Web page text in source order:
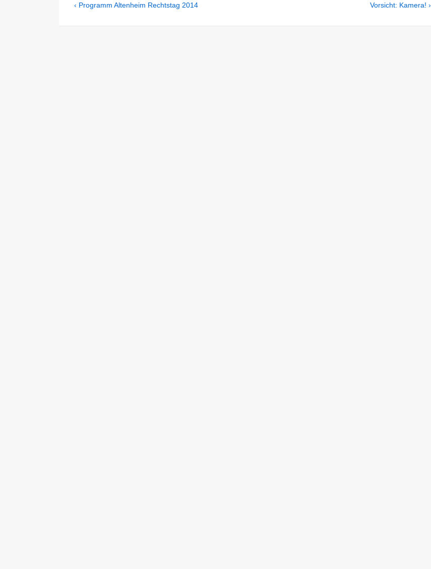
Beitragsnavigation
Previous
‹ Programm Altenheim Rechtstag 2014
Next
Vorsicht: Kamera! ›